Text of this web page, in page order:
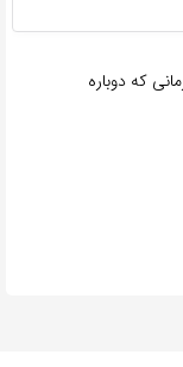
که دوباره